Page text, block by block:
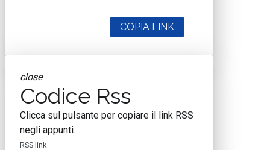
COPIA LINK
close
Codice Rss
Clicca sul pulsante per copiare il link RSS
negli appunti.
RSS link